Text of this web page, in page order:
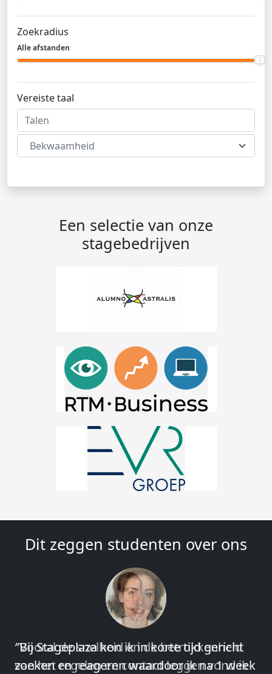
Zoekradius
Alle afstanden
Vereiste taal
Bekwaamheid
Een selectie van onze
stagebedrijven
Dit zeggen studenten over ons
″Vooral de snelheid en de betrokkenheid
van het regelen en contact leggen vond ik